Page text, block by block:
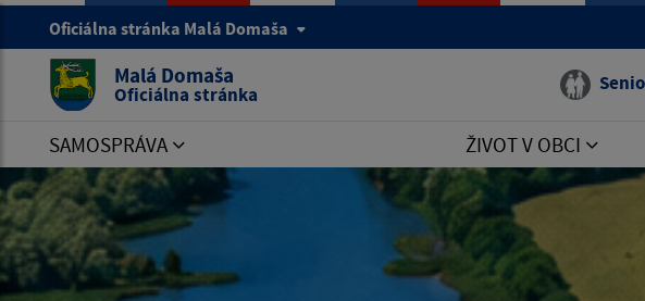
Oficiálna stránka Malá Domaša
Malá Domaša
Oficiálna stránka
SAMOSPRÁVA ŽIVOT V OBCI